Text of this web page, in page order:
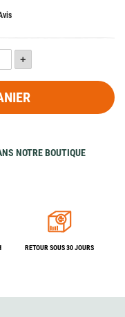
NOTRE BOUTIQUE
RETOUR SOUS 30 JOURS